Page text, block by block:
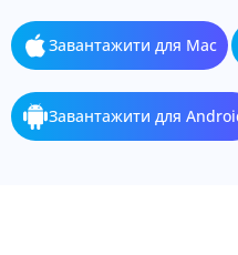
Завантажити для Mac
Завантажити для